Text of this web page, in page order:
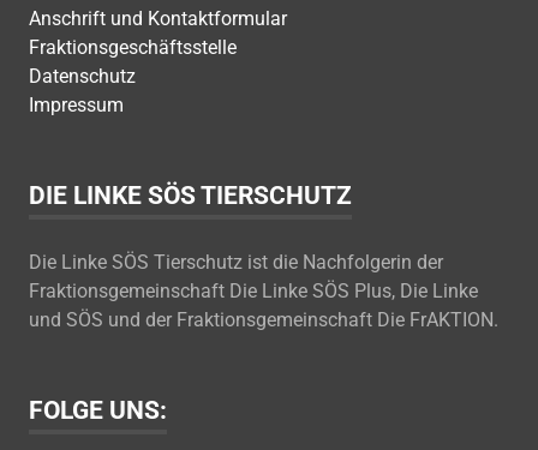
Anschrift und Kontaktformular
Fraktionsgeschäftsstelle
Datenschutz
Impressum
DIE LINKE SÖS TIERSCHUTZ
Die Linke SÖS Tierschutz ist die Nachfolgerin der
Fraktionsgemeinschaft Die Linke SÖS Plus, Die Linke
und SÖS und der Fraktionsgemeinschaft Die FrAKTION.
FOLGE UNS: